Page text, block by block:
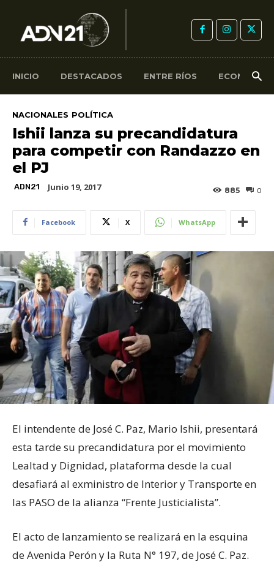
INICIO DESTACADOS ENTRE RÍOS ECONOMÍA
NACIONALES POLÍTICA
Ishii lanza su precandidatura
para competir con Randazzo en
el PJ
ADN21 Junio 19, 2017 0
885
Facebook X WhatsApp
El intendente de José C. Paz, Mario Ishii, presentará
esta tarde su precandidatura por el movimiento
Lealtad y Dignidad, plataforma desde la cual
desafiará al exministro de Interior y Transporte en
las PASO de la alianza “Frente Justicialista”.
El acto de lanzamiento se realizará en la esquina
de Avenida Perón y la Ruta N° 197, de José C. Paz.